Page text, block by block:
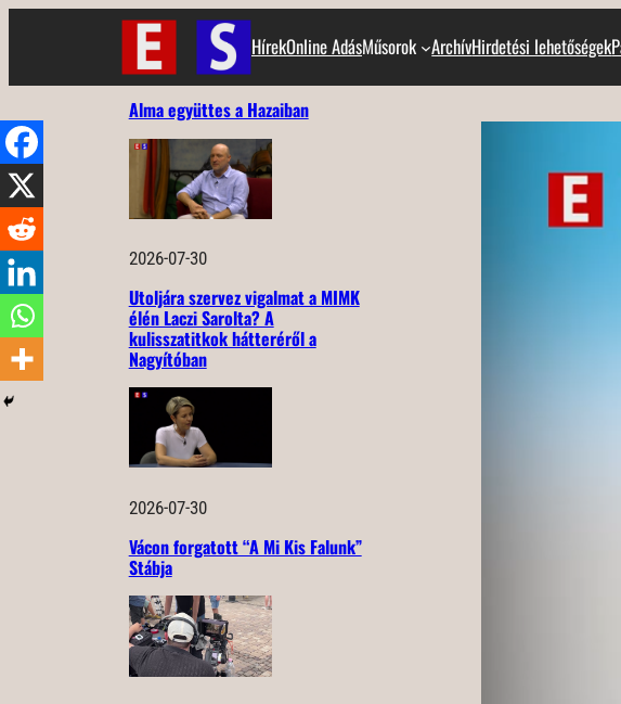
HírekOnline AdásMűsorok ArchívHirdetési lehetőségek
Alma együttes a Hazaiban
2026-07-30
Utoljára szervez vigalmat a MIMK
élén Laczi Sarolta? A
kulisszatitkok hátteréről a
Nagyítóban
2026-07-30
Vácon forgatott “A Mi Kis Falunk”
Stábja